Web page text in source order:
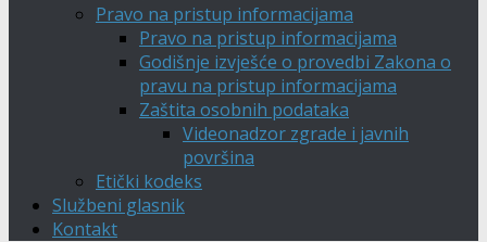
Pravo na pristup informacijama
Pravo na pristup informacijama
Godišnje izvješće o provedbi Zakona o
pravu na pristup informacijama
Zaštita osobnih podataka
Videonadzor zgrade i javnih
površina
Etički kodeks
Službeni glasnik
Kontakt